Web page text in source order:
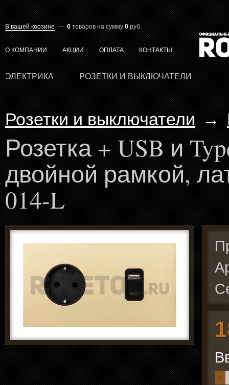
В вашей корзине — 0 товаров на сумму 0 руб.
О КОМПАНИИ АКЦИИ ОПЛАТА КОНТАКТЫ
ЭЛЕКТРИКА РОЗЕТКИ И ВЫКЛЮЧАТЕЛИ
Розетки и выключатели →
Розетка + USB и
двойной рамкой,
014-L
−